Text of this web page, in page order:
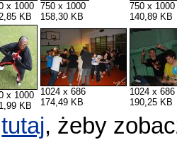
x 1000
KB
750 x 1000
158,30 KB
750 x 1000
140,89 KB
x 1000
KB
1024 x 686
174,49 KB
1024 x 686
190,25 KB
tutaj, żeby